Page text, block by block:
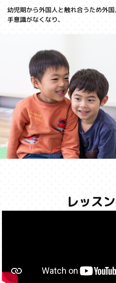
幼児期から外国人と触れ合うため外
手意識がなくなり、
レッス